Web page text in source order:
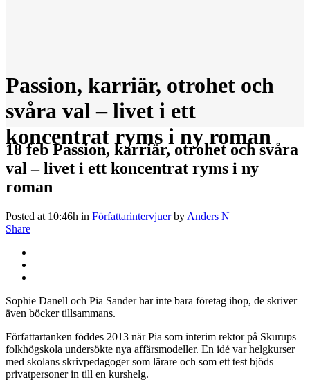
Passion, karriär, otrohet och
svåra val – livet i ett
koncentrat ryms i ny roman
18 febPassion, karriär, otrohet och svåra
val – livet i ett koncentrat ryms i ny
roman
Posted at 10:46h in Författarintervjuer by Anders N
Share
Sophie Danell och Pia Sander har inte bara företag ihop, de skriver
även böcker tillsammans.
Författartanken föddes 2013 när Pia som interim rektor på Skurups
folkhögskola undersökte nya affärsmodeller. En idé var helgkurser
med skolans skrivpedagoger som lärare och som ett test bjöds
privatpersoner in till en kurshelg.